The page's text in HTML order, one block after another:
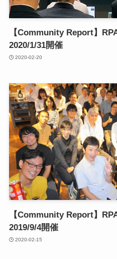
【Community Report】
2020/1/31開催
2020-02-20
【Community Report】
2019/9/4開催
2020-02-15